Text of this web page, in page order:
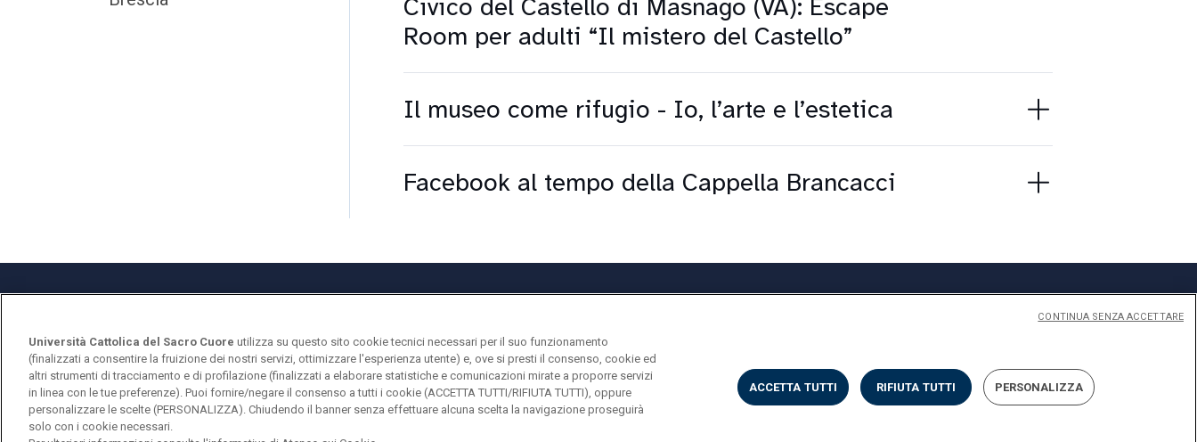
Civico del Castello di Masnago (VA): Escape
Room per adulti “Il mistero del Castello”
Il museo come rifugio - Io, l’arte e l’estetica
Facebook al tempo della Cappella Brancacci
Università Cattolica del Sacro Cuore
Largo A. Gemelli, 1 - 20123 Milano
PrivacyCookiesImpostazione dei Cookies
Università Cattolica del Sacro Cuore utilizza su questo sito cookie tecnici necessari per il suo funzionamento
(finalizzati a consentire la fruizione dei nostri servizi, ottimizzare l'esperienza utente) e, ove si presti il consenso, cookie ed
altri strumenti di tracciamento e di profilazione (finalizzati a elaborare statistiche e comunicazioni mirate a proporre servizi
in linea con le tue preferenze). Puoi fornire/negare il consenso a tutti i cookie (ACCETTA TUTTI/RIFIUTA TUTTI), oppure
personalizzare le scelte (PERSONALIZZA). Chiudendo il banner senza effettuare alcuna scelta la navigazione proseguirà
solo con i cookie necessari.
ACCETTA TUTTI RIFIUTA TUTTI PERSONALIZZA
CONTINUA SENZA ACCETTARE